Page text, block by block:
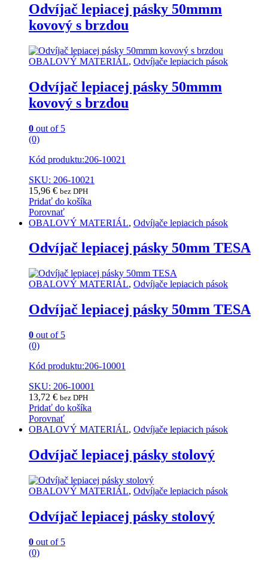
Odvíjač lepiacej pásky 50mmm
kovový s brzdou
OBALOVÝ MATERIÁL, Odvíjače lepiacich pások
Odvíjač lepiacej pásky 50mmm
kovový s brzdou
0 out of 5
(0)
Kód produktu:206-10021
SKU: 206-10021
15,96 € bez DPH
Pridať do košíka
Porovnať
OBALOVÝ MATERIÁL, Odvíjače lepiacich pások
Odvíjač lepiacej pásky 50mm TESA
OBALOVÝ MATERIÁL, Odvíjače lepiacich pások
Odvíjač lepiacej pásky 50mm TESA
0 out of 5
(0)
Kód produktu:206-10001
SKU: 206-10001
13,72 € bez DPH
Pridať do košíka
Porovnať
OBALOVÝ MATERIÁL, Odvíjače lepiacich pások
Odvíjač lepiacej pásky stolový
OBALOVÝ MATERIÁL, Odvíjače lepiacich pások
Odvíjač lepiacej pásky stolový
0 out of 5
(0)